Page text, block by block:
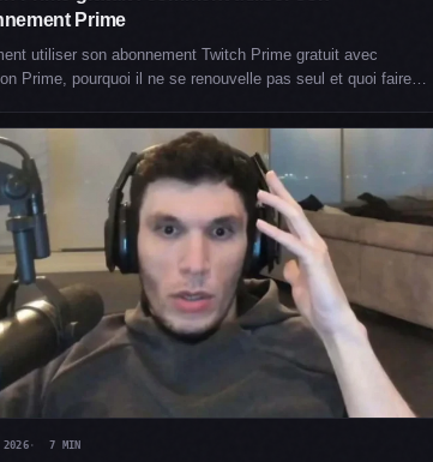
Prime
utiliser son abonnement Twitch Prime gratuit avec
Prime, pourquoi il ne se renouvelle pas seul et quoi faire…
7 MIN